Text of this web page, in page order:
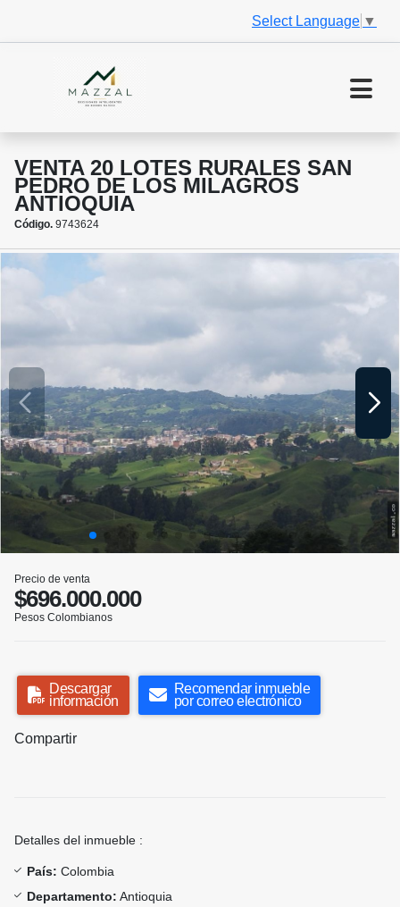
Select Language ▼
VENTA 20 LOTES RURALES SAN
PEDRO DE LOS MILAGROS
ANTIOQUIA
Código. 9743624
Precio de venta
$696.000.000
Pesos Colombianos
Descargar
información
Recomendar inmueble
por correo electrónico
Compartir
Detalles del inmueble :
País: Colombia
Departamento: Antioquia